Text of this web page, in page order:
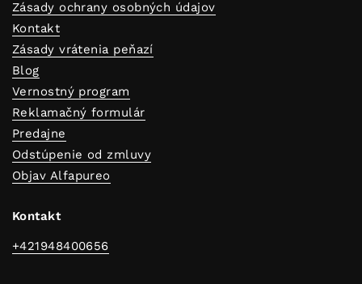
Zásady ochrany osobných údajov
Kontakt
Zásady vrátenia peňazí
Blog
Vernostný program
Reklamačný formulár
Predajne
Odstúpenie od zmluvy
Objav Alfapureo
Kontakt
+421948400656